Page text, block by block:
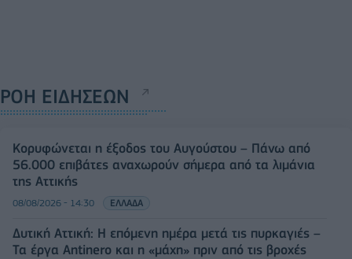
ΡΟΗ ΕΙΔΗΣΕΩΝ
Κορυφώνεται η έξοδος του Αυγούστου – Πάνω από
56.000 επιβάτες αναχωρούν σήμερα από τα λιμάνια
της Αττικής
08/08/2026 - 14:30 ΕΛΛΑΔΑ
Δυτική Αττική: Η επόμενη ημέρα μετά τις πυρκαγιές –
Τα έργα Antinero και η «μάχη» πριν από τις βροχές